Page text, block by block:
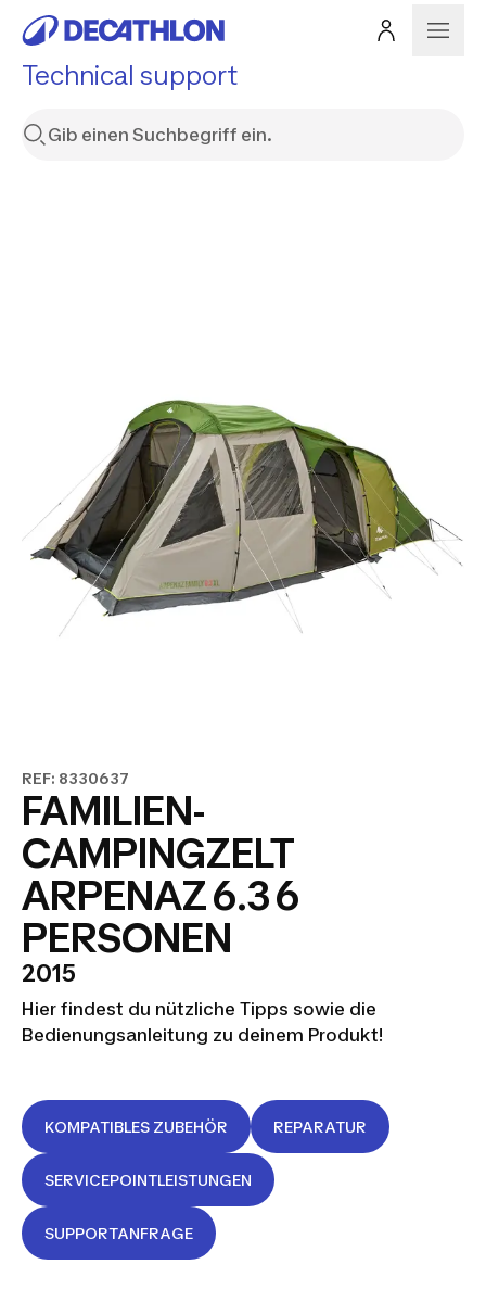
Technical support
REF: 8330637
FAMILIEN-
CAMPINGZELT
ARPENAZ 6.3 6
PERSONEN
2015
Hier findest du nützliche Tipps sowie die
Bedienungsanleitung zu deinem Produkt!
KOMPATIBLES ZUBEHÖR REPARATUR
SERVICEPOINTLEISTUNGEN
SUPPORTANFRAGE